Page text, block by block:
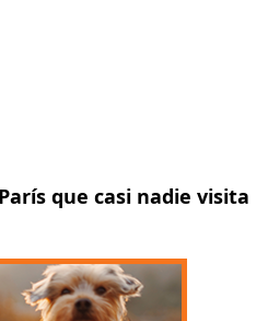
que casi nadie visita